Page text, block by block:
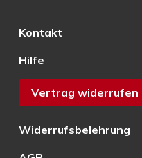
Kontakt
Hilfe
Vertrag widerrufen
Widerrufsbelehrung